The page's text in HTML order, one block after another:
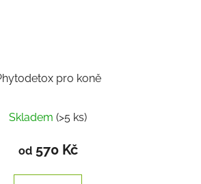
pro koně
Skladem (>5 ks)
od570 Kč